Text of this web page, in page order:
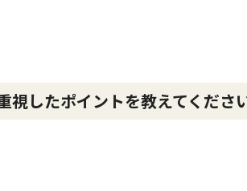
視したポイントを教えてくださ